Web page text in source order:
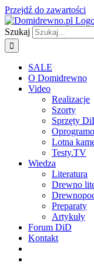
Przejdź do zawartości
Szukaj
SALE
O Domidrewno
Video
Realizacje
Szorty
Sprzęty
Lotna
Testy.TV
Wiedza
Literatura
Drewno
Preparaty
Artykuły
Forum DiD
Kontakt